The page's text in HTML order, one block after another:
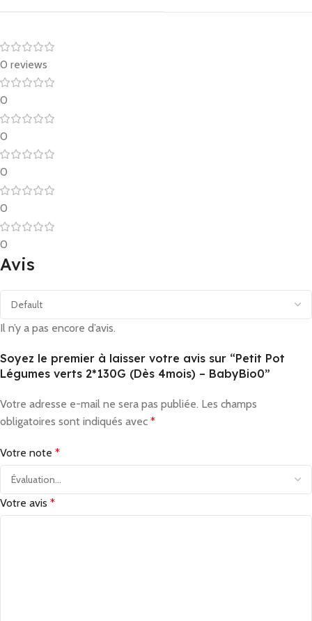
0 reviews
0
0
0
0
0
Avis
Il n’y a pas encore d’avis.
Soyez le premier à laisser votre avis sur “Petit Pot
Légumes verts 2*130G (Dès 4mois) – BabyBio0”
Votre adresse e-mail ne sera pas publiée. Les champs
obligatoires sont indiqués avec *
Votre note *
Votre avis *